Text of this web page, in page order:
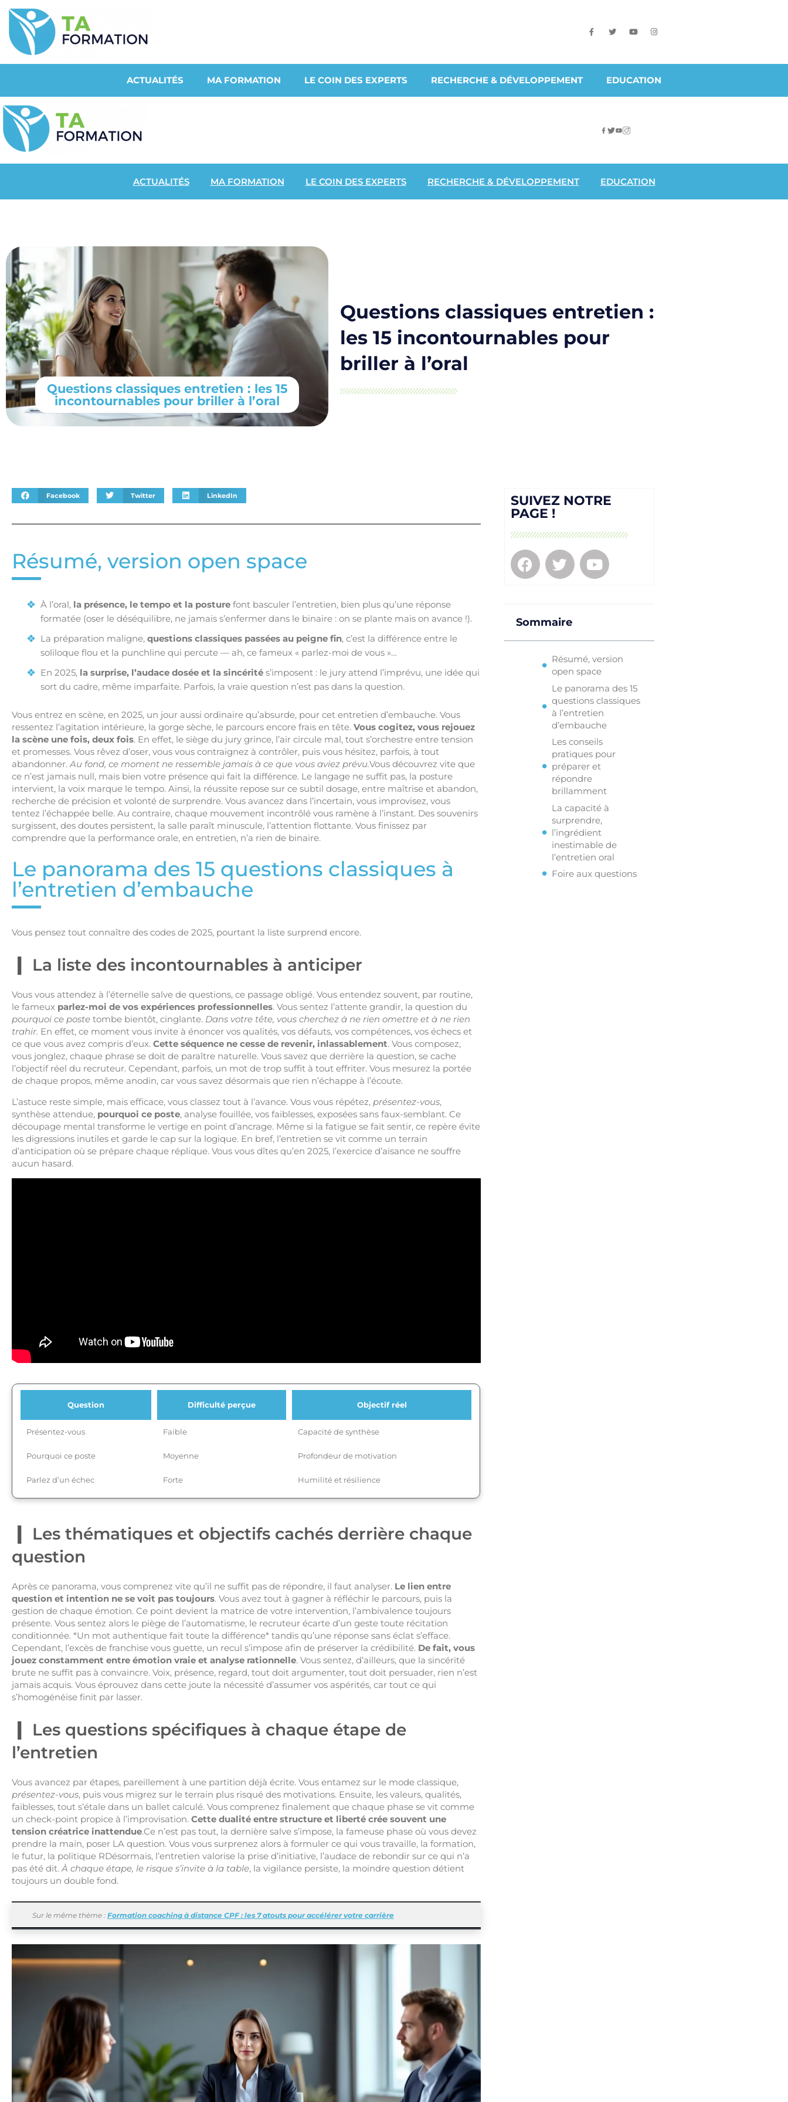
ACTUALITÉS MA FORMATION LE COIN DES EXPERTS RECHERCHE & DÉVELOPPEMENT EDUCATION
ACTUALITÉS MA FORMATION LE COIN DES EXPERTS RECHERCHE & DÉVELOPPEMENT EDUCATION
Questions classiques entretien : les 15
incontournables pour briller à l’oral
Questions classiques entretien :
les 15 incontournables pour
briller à l’oral
Facebook Twitter LinkedIn
Résumé, version open space
À l’oral, la présence, le tempo et la posture font basculer l’entretien, bien plus qu’une réponse
formatée (oser le déséquilibre, ne jamais s’enfermer dans le binaire : on se plante mais on avance !).
La préparation maligne, questions classiques passées au peigne fin, c’est la différence entre le
soliloque flou et la punchline qui percute — ah, ce fameux « parlez-moi de vous »…
En 2025, la surprise, l’audace dosée et la sincérité s’imposent : le jury attend l’imprévu, une idée qui
sort du cadre, même imparfaite. Parfois, la vraie question n’est pas dans la question.
Vous entrez en scène, en 2025, un jour aussi ordinaire qu’absurde, pour cet entretien d’embauche. Vous
ressentez l’agitation intérieure, la gorge sèche, le parcours encore frais en tête. Vous cogitez, vous rejouez
la scène une fois, deux fois. En effet, le siège du jury grince, l’air circule mal, tout s’orchestre entre tension
et promesses. Vous rêvez d’oser, vous vous contraignez à contrôler, puis vous hésitez, parfois, à tout
abandonner.Au fond, ce moment ne ressemble jamais à ce que vous aviez prévu.Vous découvrez vite que
ce n’est jamais null, mais bien votre présence qui fait la différence. Le langage ne suffit pas, la posture
intervient, la voix marque le tempo. Ainsi, la réussite repose sur ce subtil dosage, entre maîtrise et abandon,
recherche de précision et volonté de surprendre. Vous avancez dans l’incertain, vous improvisez, vous
tentez l’échappée belle. Au contraire, chaque mouvement incontrôlé vous ramène à l’instant. Des souvenirs
surgissent, des doutes persistent, la salle paraît minuscule, l’attention flottante. Vous finissez par
comprendre que la performance orale, en entretien, n’a rien de binaire.
Le panorama des 15 questions classiques à
l’entretien d’embauche
Vous pensez tout connaître des codes de 2025, pourtant la liste surprend encore.
La liste des incontournables à anticiper
Vous vous attendez à l’éternelle salve de questions, ce passage obligé. Vous entendez souvent, par routine,
le fameux parlez-moi de vos expériences professionnelles. Vous sentez l’attente grandir, la question du
pourquoi ce poste tombe bientôt, cinglante. Dans votre tête, vous cherchez à ne rien omettre et à ne rien
trahir. En effet, ce moment vous invite à énoncer vos qualités, vos défauts, vos compétences, vos échecs et
ce que vous avez compris d’eux. Cette séquence ne cesse de revenir, inlassablement. Vous composez,
vous jonglez, chaque phrase se doit de paraître naturelle. Vous savez que derrière la question, se cache
l’objectif réel du recruteur. Cependant, parfois, un mot de trop suffit à tout effriter. Vous mesurez la portée
de chaque propos, même anodin, car vous savez désormais que rien n’échappe à l’écoute.
L’astuce reste simple, mais efficace, vous classez tout à l’avance. Vous vous répétez, présentez-vous,
synthèse attendue, pourquoi ce poste, analyse fouillée, vos faiblesses, exposées sans faux-semblant. Ce
découpage mental transforme le vertige en point d’ancrage. Même si la fatigue se fait sentir, ce repère évite
les digressions inutiles et garde le cap sur la logique. En bref, l’entretien se vit comme un terrain
d’anticipation où se prépare chaque réplique. Vous vous dîtes qu’en 2025, l’exercice d’aisance ne souffre
aucun hasard.
Question Difficulté perçue Objectif réel
Présentez-vous Faible Capacité de synthèse
Pourquoi ce poste Moyenne Profondeur de motivation
Parlez d’un échec Forte Humilité et résilience
Les thématiques et objectifs cachés derrière chaque
question
Après ce panorama, vous comprenez vite qu’il ne suffit pas de répondre, il faut analyser. Le lien entre
question et intention ne se voit pas toujours. Vous avez tout à gagner à réfléchir le parcours, puis la
gestion de chaque émotion. Ce point devient la matrice de votre intervention, l’ambivalence toujours
présente. Vous sentez alors le piège de l’automatisme, le recruteur écarte d’un geste toute récitation
conditionnée. *Un mot authentique fait toute la différence* tandis qu’une réponse sans éclat s’efface.
Cependant, l’excès de franchise vous guette, un recul s’impose afin de préserver la crédibilité. De fait, vous
jouez constamment entre émotion vraie et analyse rationnelle. Vous sentez, d’ailleurs, que la sincérité
brute ne suffit pas à convaincre. Voix, présence, regard, tout doit argumenter, tout doit persuader, rien n’est
jamais acquis. Vous éprouvez dans cette joute la nécessité d’assumer vos aspérités, car tout ce qui
s’homogénéise finit par lasser.
Les questions spécifiques à chaque étape de
l’entretien
Vous avancez par étapes, pareillement à une partition déjà écrite. Vous entamez sur le mode classique,
présentez-vous, puis vous migrez sur le terrain plus risqué des motivations. Ensuite, les valeurs, qualités,
faiblesses, tout s’étale dans un ballet calculé. Vous comprenez finalement que chaque phase se vit comme
un check-point propice à l’improvisation. Cette dualité entre structure et liberté crée souvent une
tension créatrice inattendue.Ce n’est pas tout, la dernière salve s’impose, la fameuse phase où vous devez
prendre la main, poser LA question. Vous vous surprenez alors à formuler ce qui vous travaille, la formation,
le futur, la politique RDésormais, l’entretien valorise la prise d’initiative, l’audace de rebondir sur ce qui n’a
pas été dit.À chaque étape, le risque s’invite à la table, la vigilance persiste, la moindre question détient
toujours un double fond.
Sur le même thème : Formation coaching à distance CPF : les 7 atouts pour accélérer votre carrière
SUIVEZ NOTRE
PAGE !
Sommaire
Résumé, version
open space
Le panorama des 15
questions classiques
à l’entretien
d’embauche
Les conseils
pratiques pour
préparer et
répondre
brillamment
La capacité à
surprendre,
l’ingrédient
inestimable de
l’entretien oral
Foire aux questions